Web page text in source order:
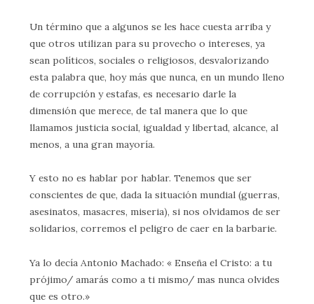
Un término que a algunos se les hace cuesta arriba y
que otros utilizan para su provecho o intereses, ya
sean políticos, sociales o religiosos, desvalorizando
esta palabra que, hoy más que nunca, en un mundo lleno
de corrupción y estafas, es necesario darle la
dimensión que merece, de tal manera que lo que
llamamos justicia social, igualdad y libertad, alcance, al
menos, a una gran mayoría.
Y esto no es hablar por hablar. Tenemos que ser
conscientes de que, dada la situación mundial (guerras,
asesinatos, masacres, miseria), si nos olvidamos de ser
solidarios, corremos el peligro de caer en la barbarie.
Ya lo decía Antonio Machado: « Enseña el Cristo: a tu
prójimo/ amarás como a ti mismo/ mas nunca olvides
que es otro.»